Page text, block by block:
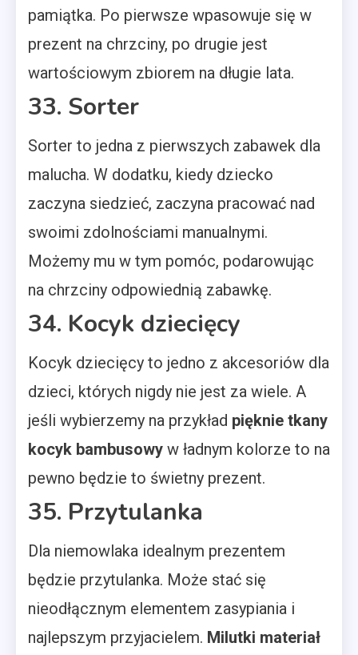
pamiątka. Po pierwsze wpasowuje się w
prezent na chrzciny, po drugie jest
wartościowym zbiorem na długie lata.
33. Sorter
Sorter to jedna z pierwszych zabawek dla
malucha. W dodatku, kiedy dziecko
zaczyna siedzieć, zaczyna pracować nad
swoimi zdolnościami manualnymi.
Możemy mu w tym pomóc, podarowując
na chrzciny odpowiednią zabawkę.
34. Kocyk dziecięcy
Kocyk dziecięcy to jedno z akcesoriów dla
dzieci, których nigdy nie jest za wiele. A
jeśli wybierzemy na przykład pięknie tkany
kocyk bambusowy w ładnym kolorze to na
pewno będzie to świetny prezent.
35. Przytulanka
Dla niemowlaka idealnym prezentem
będzie przytulanka. Może stać się
nieodłącznym elementem zasypiania i
najlepszym przyjacielem. Milutki materiał